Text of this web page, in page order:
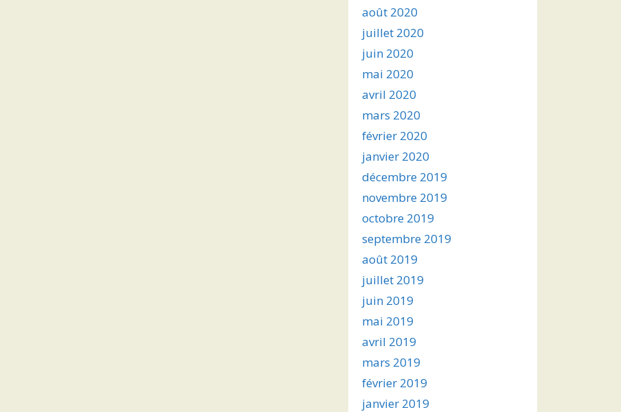
août 2020
juillet 2020
juin 2020
mai 2020
avril 2020
mars 2020
février 2020
janvier 2020
décembre 2019
novembre 2019
octobre 2019
septembre 2019
août 2019
juillet 2019
juin 2019
mai 2019
avril 2019
mars 2019
février 2019
janvier 2019